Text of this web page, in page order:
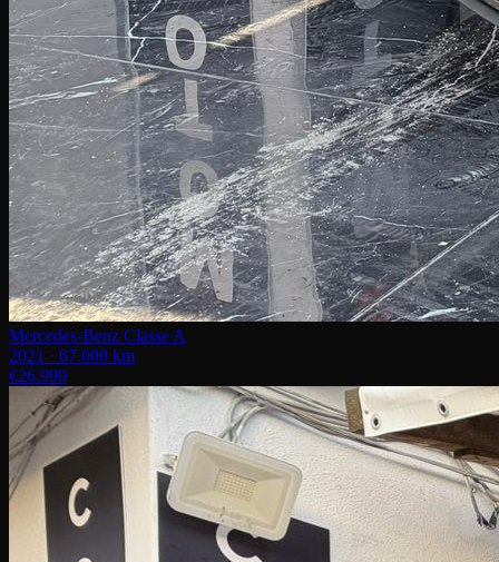
Mercedes-Benz Classe A
2021 · 67.000 km
€26.999